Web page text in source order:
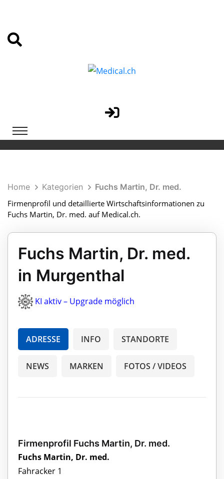
Home Kategorien
Fuchs Martin, Dr. med.
Firmenprofil und detaillierte Wirtschaftsinformationen zu
Fuchs Martin, Dr. med. auf Medical.ch.
Fuchs Martin, Dr. med.
in Murgenthal
KI aktiv – Upgrade möglich
ADRESSE INFO STANDORTE
NEWS MARKEN FOTOS / VIDEOS
Firmenprofil Fuchs Martin, Dr. med.
Fuchs Martin, Dr. med.
Fahracker 1